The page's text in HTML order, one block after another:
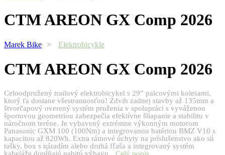
CTMAREON GX Comp 2026
Marek Bike > Elektrobicykle
CTMAREON GX Comp 2026
Celoodpružený trailový elektrobicykel s 29” palcovými kolesami,
ktorý ťa dostane všestrannosťou! Zdvih zadnej stavby až 135mm a
štvorčapový overený systém pruženia v spolupráci s vyváženou
športovou geometriou zabezpečia efektívne šliapanie a stabilitu v
náročnom teréne. Je vybavený extrémne výkonným motorom
Panasonic GXM 100 (100Nm) a integrovanou batériou BMZ V10 s
kapacitou až 820Wh. Extra rámové úchyty na príslušenstvo ako sú
tašky, box s náradím alebo druhá fľaša a integrovaný systém
kabeláže dopĺňajú nabitú výbavu.
Celý popis